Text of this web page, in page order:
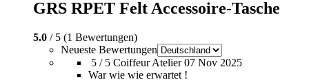
GRS RPET Felt Accessoire-Tasche
5.0 / 5 (1 Bewertungen)
Neueste Bewertungen
5 / 5 Coiffeur Atelier 07 Nov 2025
War wie wie erwartet !